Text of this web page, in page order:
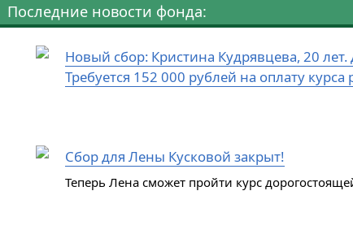
Последние новости фонда:
Новый сбор: Кристина Кудрявцева, 20
Требуется 152 000 рублей на оплату
Сбор для Лены Кусковой закрыт!
Теперь Лена сможет пройти курс